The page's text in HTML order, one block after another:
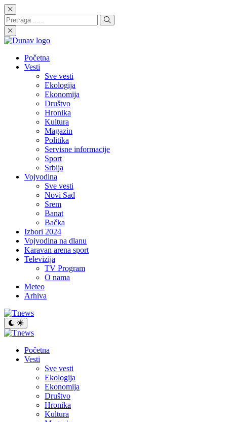
Početna
Vesti
Sve vesti
Ekologija
Ekonomija
Društvo
Hronika
Kultura
Magazin
Politika
Servisne informacije
Sport
Srbija
Vojvodina
Sve vesti
Novi Sad
Srem
Banat
Bačka
Izbori 2024
Vojvodina na dlanu
Karavan arena sport
Televizija
TV Program
O nama
Meteo
Arhiva
Početna
Vesti
Sve vesti
Ekologija
Ekonomija
Društvo
Hronika
Kultura